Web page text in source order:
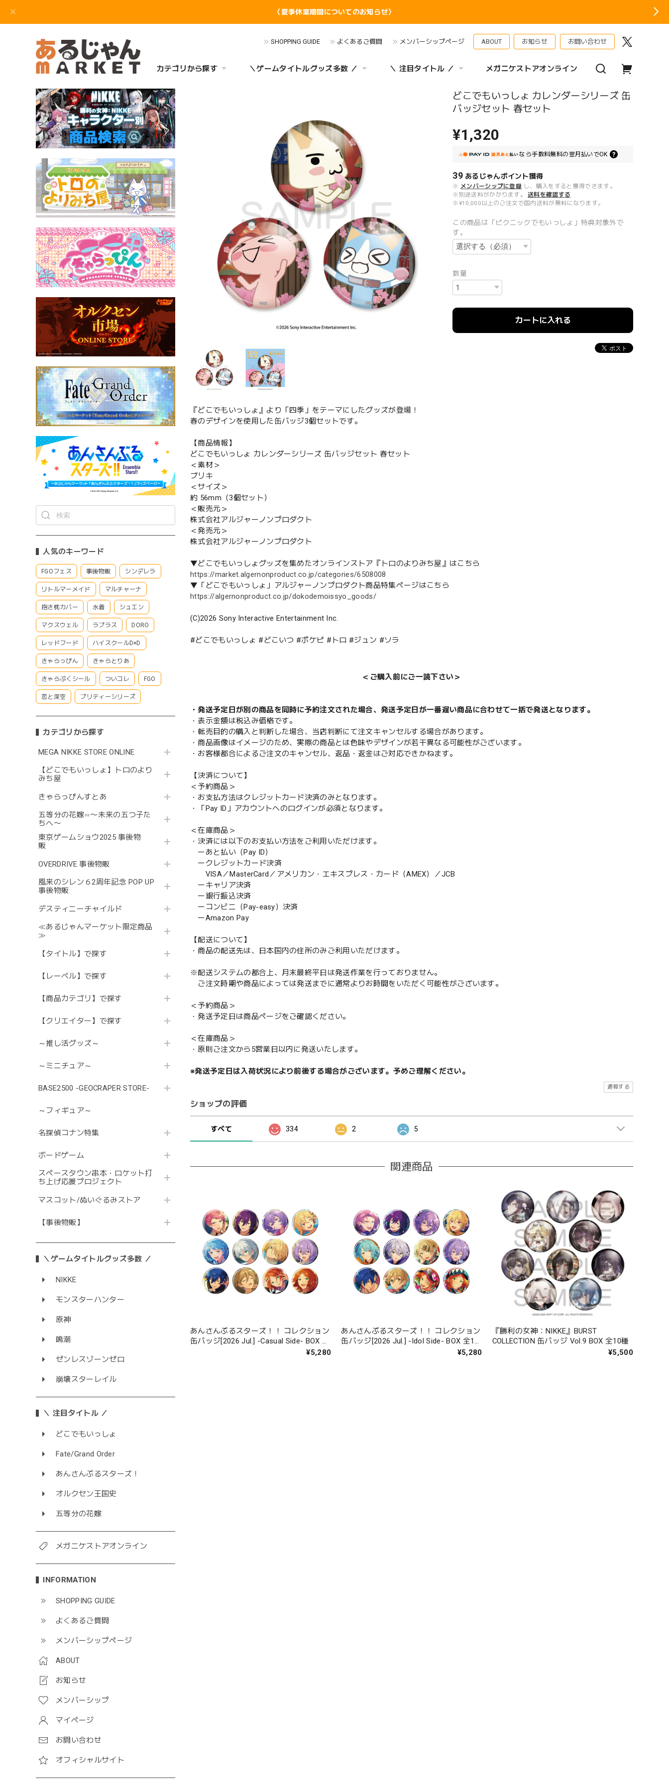
〈夏季休業期間についてのお知らせ〉
SHOPPING GUIDE よくあるご質問 メンバーシップページ ABOUT お知らせ お問い合わせ
カテゴリから探す ＼ゲームタイトルグッズ多数 ／ ＼ 注目タイトル ／ メガニケストアオンライン
人気のキーワード
FGOフェス 事後物販 シンデレラ
リトルマーメイド マルチャーナ
抱き枕カバー 水着 シュエン
マクスウェル ラプラス DORO
レッドフード ハイスクールD×D
きゃらっぴん きゃらとりあ
きゃらぷくシール ついコレ FGO
恋と深空 プリティーシリーズ
カテゴリから探す
MEGA NIKKE STORE ONLINE
【どこでもいっしょ】トロのより
みち屋
きゃらっぴんすとあ
五等分の花嫁∽〜未来の五つ子た
ちへ〜
東京ゲームショウ2025 事後物
販
OVERDRIVE 事後物販
風来のシレン６2周年記念 POP UP
事後物販
デスティニーチャイルド
≪あるじゃんマーケット限定商品
≫
【タイトル】で探す
【レーベル】で探す
【商品カテゴリ】で探す
【クリエイター】で探す
～推し活グッズ～
～ミニチュア～
BASE2500 -GEOCRAPER STORE-
～フィギュア～
名探偵コナン特集
ボードゲーム
スペースタウン串本・ロケット打
ち上げ応援プロジェクト
マスコット/ぬいぐるみストア
【事後物販】
＼ゲームタイトルグッズ多数 ／
NIKKE
モンスターハンター
原神
鳴潮
ゼンレスゾーンゼロ
崩壊スターレイル
＼ 注目タイトル ／
どこでもいっしょ
Fate/Grand Order
あんさんぶるスターズ！
オルクセン王国史
五等分の花嫁
メガニケストアオンライン
INFORMATION
SHOPPING GUIDE
よくあるご質問
メンバーシップページ
ABOUT
お知らせ
メンバーシップ
マイページ
お問い合わせ
オフィシャルサイト
どこでもいっしょ カレンダーシリーズ 缶
バッジセット 春セット
¥1,320
なら手数料無料の 翌月払いでOK
39 あるじゃんポイント獲得
※ メンバーシップに登録 し、購入をすると獲得できます。
※別途送料がかかります。
送料を確認する
※¥10,000以上のご注文で国内送料が無料になります。
この商品は「ピクニックでもいっしょ」特典対象外で
す。
数量
カートに入れる
『どこでもいっしょ』より「四季」をテーマにしたグッズが登場！
春のデザインを使用した缶バッジ3個セットです。
【商品情報】
どこでもいっしょ カレンダーシリーズ 缶バッジセット 春セット
＜素材＞
ブリキ
＜サイズ＞
約 56mm（3個セット）
＜販売元＞
株式会社アルジャーノンプロダクト
＜発売元＞
株式会社アルジャーノンプロダクト
▼どこでもいっしょグッズを集めたオンラインストア『トロのよりみち屋』はこちら
https://market.algernonproduct.co.jp/categories/6508008
▼「どこでもいっしょ」アルジャーノンプロダクト商品特集ページはこちら
https://algernonproduct.co.jp/dokodemoissyo_goods/
(C)2026 Sony Interactive Entertainment Inc.
#どこでもいっしょ #どこいつ #ポケピ #トロ #ジュン #ソラ
＜ご購入前にご一読下さい＞
・発送予定日が別の商品を同時に予約注文された場合、発送予定日が一番遅い商品に合わせて一括で発送となります。
・表示金額は税込み価格です。
・転売目的の購入と判断した場合、当店判断にて注文キャンセルする場合があります。
・商品画像はイメージのため、実際の商品とは色味やデザインが若干異なる可能性がございます。
・お客様都合によるご注文のキャンセル、返品・返金はご対応できかねます。
【決済について】
＜予約商品＞
・お支払方法はクレジットカード決済のみとなります。
・「Pay ID」アカウントへのログインが必須となります。
＜在庫商品＞
・決済には以下のお支払い方法をご利用いただけます。
ーあと払い（Pay ID）
ークレジットカード決済
VISA／MasterCard／アメリカン・エキスプレス・カード（AMEX）／JCB
ーキャリア決済
ー銀行振込決済
ーコンビニ（Pay-easy）決済
ーAmazon Pay
【配送について】
・商品の配送先は、日本国内の住所のみご利用いただけます。
※配送システムの都合上、月末最終平日は発送作業を行っておりません。
ご注文時期や商品によっては発送までに通常よりお時間をいただく可能性がございます。
＜予約商品＞
・発送予定日は商品ページをご確認ください。
＜在庫商品＞
・原則ご注文から5営業日以内に発送いたします。
※発送予定日は入荷状況により前後する場合がございます。予めご理解ください。
通報する
ショップの評価
すべて 334 2 5
関連商品
あんさんぶるスターズ！！ コレクション
缶バッジ[2026 Jul.] -Casual Side- BOX 全
¥5,280
あんさんぶるスターズ！！ コレクション
缶バッジ[2026 Jul.] -Idol Side- BOX 全12
¥5,280
『勝利の女神：NIKKE』BURST
COLLECTION 缶バッジ Vol.9 BOX 全10種
¥5,500